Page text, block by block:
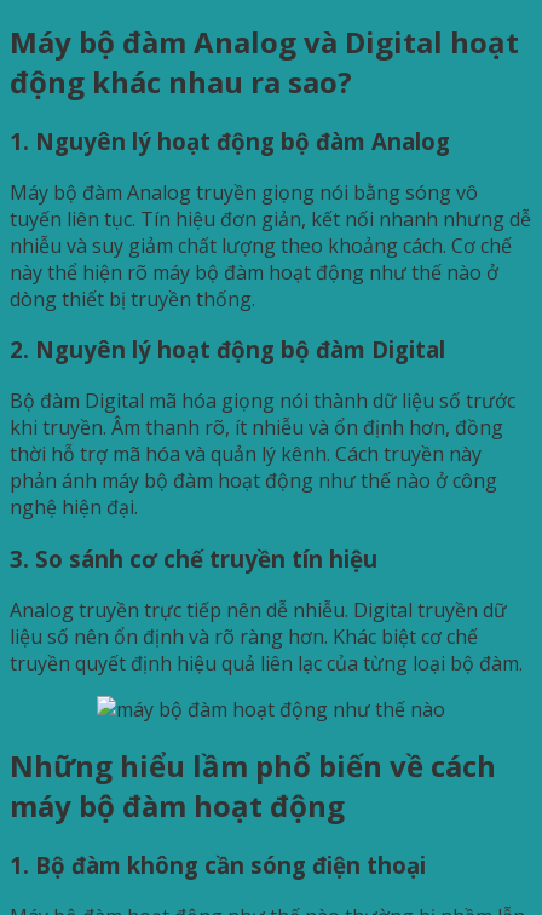
Máy bộ đàm Analog và Digital hoạt
động khác nhau ra sao?
1. Nguyên lý hoạt động bộ đàm Analog
Máy bộ đàm Analog truyền giọng nói bằng sóng vô
tuyến liên tục. Tín hiệu đơn giản, kết nối nhanh nhưng dễ
nhiễu và suy giảm chất lượng theo khoảng cách. Cơ chế
này thể hiện rõ máy bộ đàm hoạt động như thế nào ở
dòng thiết bị truyền thống.
2. Nguyên lý hoạt động bộ đàm Digital
Bộ đàm Digital mã hóa giọng nói thành dữ liệu số trước
khi truyền. Âm thanh rõ, ít nhiễu và ổn định hơn, đồng
thời hỗ trợ mã hóa và quản lý kênh. Cách truyền này
phản ánh máy bộ đàm hoạt động như thế nào ở công
nghệ hiện đại.
3. So sánh cơ chế truyền tín hiệu
Analog truyền trực tiếp nên dễ nhiễu. Digital truyền dữ
liệu số nên ổn định và rõ ràng hơn. Khác biệt cơ chế
truyền quyết định hiệu quả liên lạc của từng loại bộ đàm.
Những hiểu lầm phổ biến về cách
máy bộ đàm hoạt động
1. Bộ đàm không cần sóng điện thoại